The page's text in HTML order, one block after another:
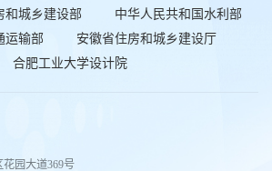
和城乡建设部
中华人民共和国水利部
运输部
安徽省住房和城乡建设厅
合肥工业大学设计院
园大道369号